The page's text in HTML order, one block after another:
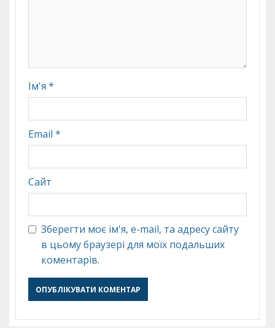
Ім'я *
Email *
Сайт
Зберегти моє ім'я, e-mail, та адресу сайту
в цьому браузері для моїх подальших
коментарів.